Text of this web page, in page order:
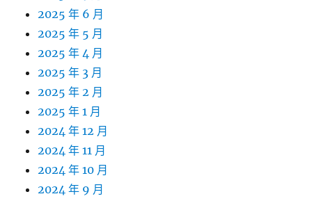
2025 年 6 月
2025 年 5 月
2025 年 4 月
2025 年 3 月
2025 年 2 月
2025 年 1 月
2024 年 12 月
2024 年 11 月
2024 年 10 月
2024 年 9 月